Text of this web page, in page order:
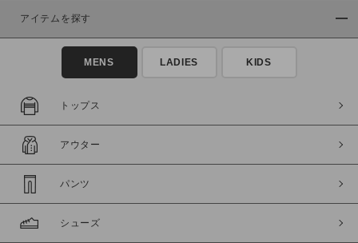
商品タイプ
通常商品
セール価格
在庫
在庫あり
アイテムを探す
MENS LADIES KIDS
トップス
アウター
パンツ
シューズ